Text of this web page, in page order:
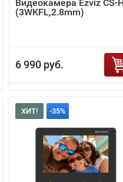
Видеокамера Ezviz CS-
(3WKFL,2.8mm)
6 990 руб.
ХИТ! -35%